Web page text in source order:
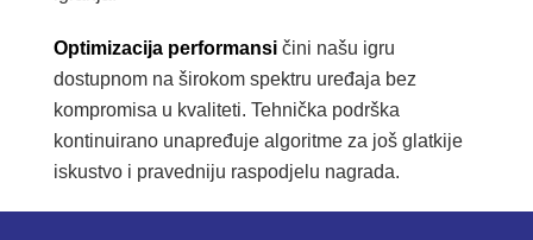
Optimizacija performansičini našu igru
dostupnom na širokom spektru uređaja bez
kompromisa u kvaliteti. Tehnička podrška
kontinuirano unapređuje algoritme za još glatkije
iskustvo i pravedniju raspodjelu nagrada.